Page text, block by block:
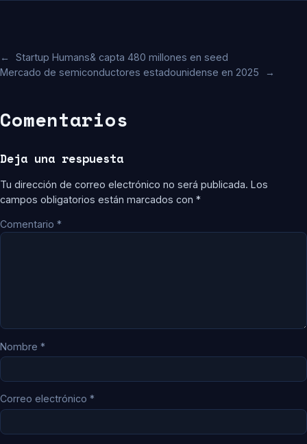
←
Startup Humans& capta 480 millones en seed
Mercado de semiconductores estadounidense en 2025
→
Comentarios
Deja una respuesta
Tu dirección de correo electrónico no será publicada. Los
campos obligatorios están marcados con *
Comentario *
Nombre *
Correo electrónico *